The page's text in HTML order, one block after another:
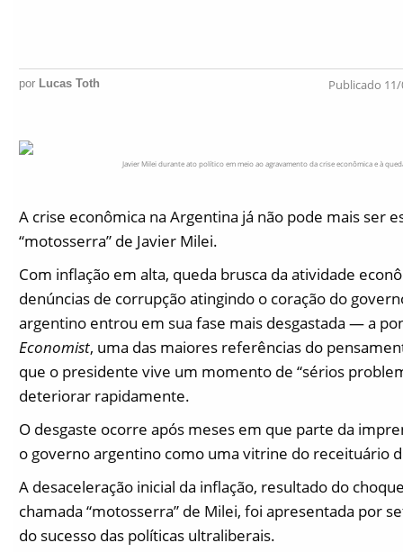
por Lucas Toth Publicado
Javier Milei durante ato político em meio ao agravamento da crise econômica e à
A crise econômica na Argentina já não pode mais ser
“motosserra” de Javier Milei.
Com inflação em alta, queda brusca da atividade
denúncias de corrupção atingindo o coração do
argentino entrou em sua fase mais desgastada — a
Economist, uma das maiores referências do
que o presidente vive um momento de “sérios
deteriorar rapidamente.
O desgaste ocorre após meses em que parte da
o governo argentino como uma vitrine do receituário
A desaceleração inicial da inflação, resultado do
chamada “motosserra” de Milei, foi apresentada por
do sucesso das políticas ultraliberais.